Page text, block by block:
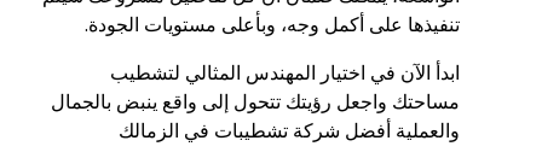
تنفيذها على أكمل وجه، وبأعلى مستويات الجودة.
ابدأ الآن في اختيار المهندس المثالي لتشطيب
مساحتك واجعل رؤيتك تتحول إلى واقع ينبض بالجمال
والعملية أفضل شركة تشطيبات في الزمالك